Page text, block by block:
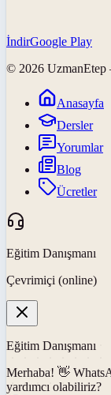
İndirGoogle Play
© 2026 UzmanEtep
Anasayfa
Dersler
Yorumlar
Blog
Ücretler
Eğitim Danışmanı
Çevrimiçi (online)
Eğitim Danışmanı
Merhaba! 👋
yardımcı olabiliriz?